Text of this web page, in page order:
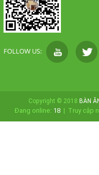
FOLLOW US:
Copyright © 2018 BÀN
Đang online: 18 | Truy cập